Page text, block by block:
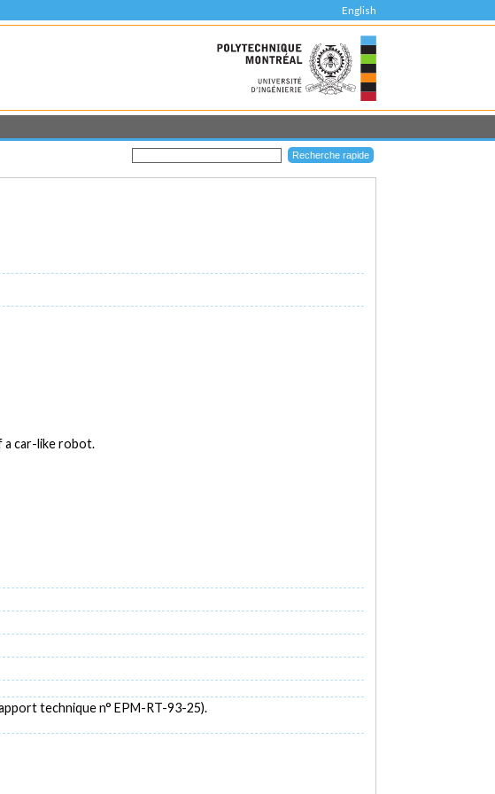
English
a car-like robot.
technique n° EPM-RT-93-25).